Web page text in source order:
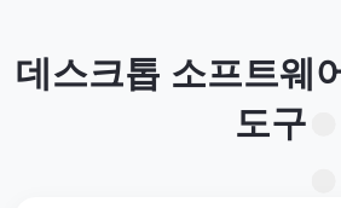
데스크톱 소프트웨
도구